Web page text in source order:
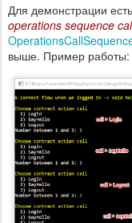
Для демонстрации
operations sequence
выше. Пример работы: